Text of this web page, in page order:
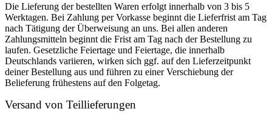
Die Lieferung der bestellten Waren erfolgt innerhalb von 3 bis 5
Werktagen. Bei Zahlung per Vorkasse beginnt die Lieferfrist am Tag
nach Tätigung der Überweisung an uns. Bei allen anderen
Zahlungsmitteln beginnt die Frist am Tag nach der Bestellung zu
laufen. Gesetzliche Feiertage und Feiertage, die innerhalb
Deutschlands variieren, wirken sich ggf. auf den Lieferzeitpunkt
deiner Bestellung aus und führen zu einer Verschiebung der
Belieferung frühestens auf den Folgetag.
Versand von Teillieferungen